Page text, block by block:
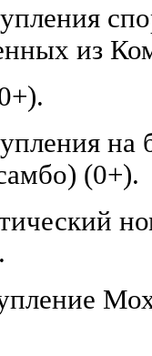
из
(0+).